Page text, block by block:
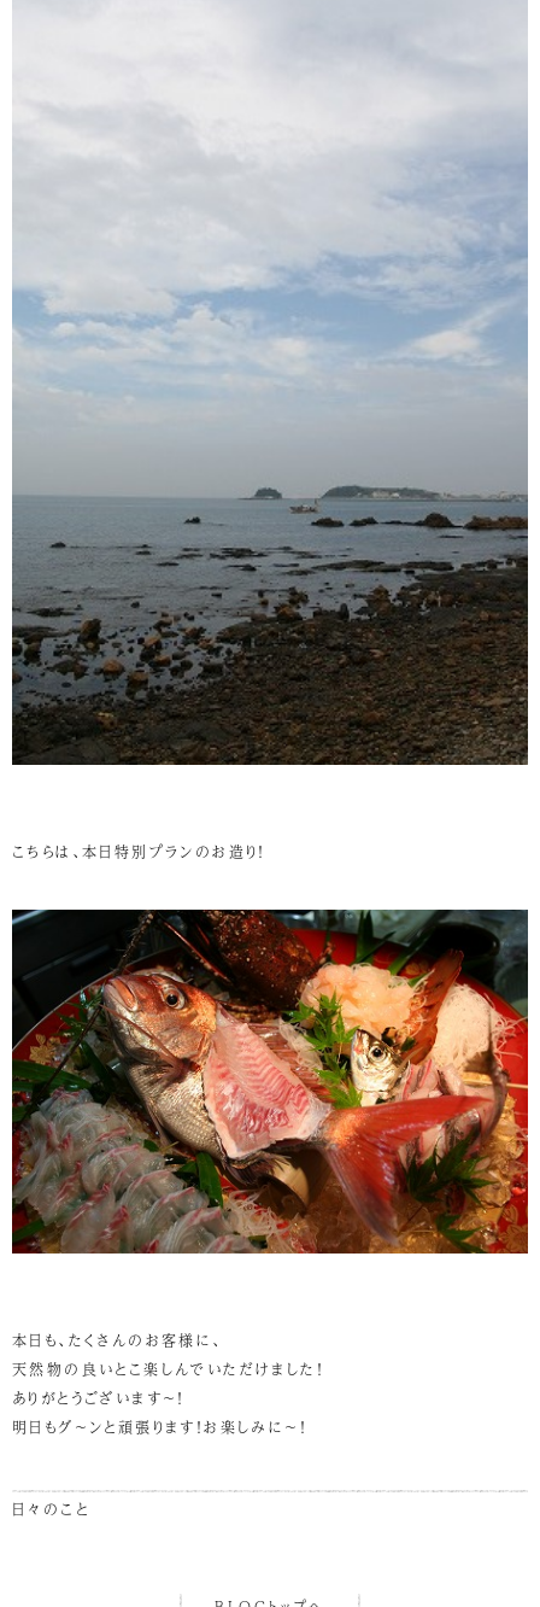
こちらは、本日特別プランのお造り！
本日も、たくさんのお客様に、
天然物の良いとこ楽しんでいただけました！
ありがとうございます～！
明日もグ～ンと頑張ります！お楽しみに～！
日々のこと